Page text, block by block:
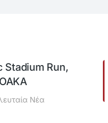
Stadium Run,
ΟΑΚΑ
Νέα